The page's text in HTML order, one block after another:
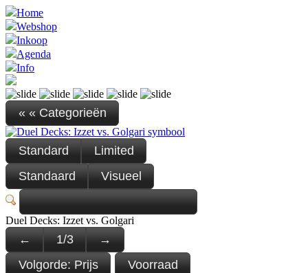
Home
Webshop
Inkoop
Agenda
Info
« « Categorieën
Standard
Limited
Standaard
Visueel
Duel Decks: Izzet vs. Golgari
← 1/3
→
Volgorde: Prijs
Voorraad